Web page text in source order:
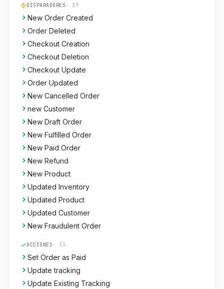
DISPARADORES · 17
New Order Created
Order Deleted
Checkout Creation
Checkout Deletion
Checkout Update
Order Updated
New Cancelled Order
new Customer
New Draft Order
New Fulfilled Order
New Paid Order
New Refund
New Product
Updated Inventory
Updated Product
Updated Customer
New Fraudulent Order
ACCIONES · 33
Set Order as Paid
Update tracking
Update Existing Tracking